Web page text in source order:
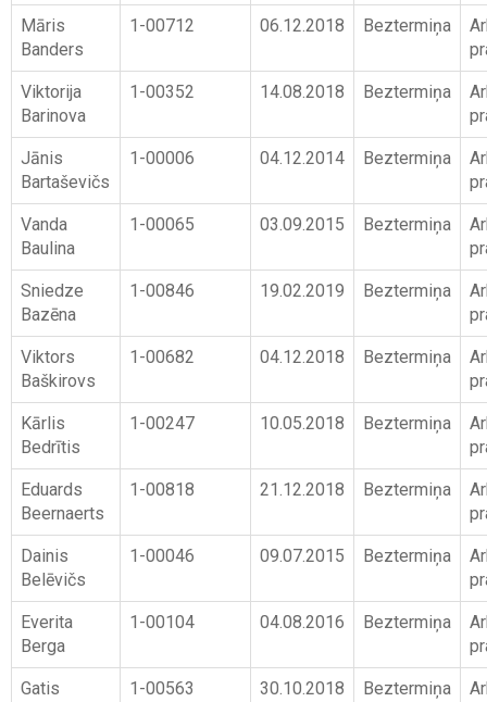
Māris
Banders
1-00712 06.12.2018 Beztermiņa
Viktorija
Barinova
1-00352 14.08.2018 Beztermiņa
Jānis
Bartaševičs
1-00006 04.12.2014 Beztermiņa
Vanda
Baulina
1-00065 03.09.2015 Beztermiņa
Sniedze
Bazēna
1-00846 19.02.2019 Beztermiņa
Viktors
Baškirovs
1-00682 04.12.2018 Beztermiņa
Kārlis
Bedrītis
1-00247 10.05.2018 Beztermiņa
Eduards
Beernaerts
1-00818 21.12.2018 Beztermiņa
Dainis
Belēvičs
1-00046 09.07.2015 Beztermiņa
Everita
Berga
1-00104 04.08.2016 Beztermiņa
Gatis
1-00563 30.10.2018 Beztermiņa